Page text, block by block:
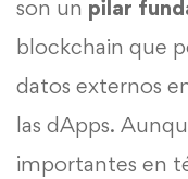
son un pilar
blockchain que
datos externos
las dApps.
importantes en